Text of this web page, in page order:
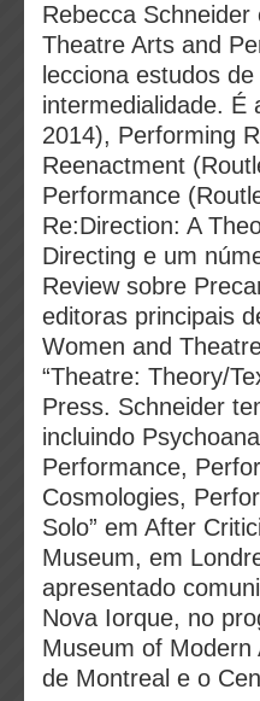
Rebecca
Theatre Arts and
lecciona estudos
intermedialidade. É
2014), Performing
Reenactment
Performance
Re:Direction: A
Directing e um
Review sobre
editoras principais
Women and
“Theatre: Theory/
Press. Schneider
incluindo
Performance,
Cosmologies,
Solo” em After
Museum, em
apresentado
Nova Iorque, no
Museum of Modern
de Montreal e o